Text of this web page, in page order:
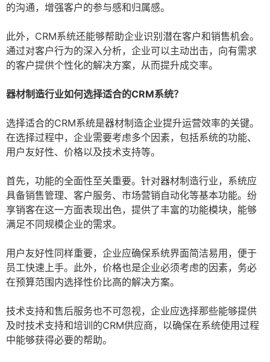
的沟通，增强客户的参与感和归属感。
此外，CRM系统还能够帮助企业识别潜在客户和销售机会。
通过对客户行为的深入分析，企业可以主动出击，向有需求
的客户提供个性化的解决方案，从而提升成交率。
器材制造行业如何选择适合的CRM系统？
选择适合的CRM系统是器材制造企业提升运营效率的关键。
在选择过程中，企业需要考虑多个因素，包括系统的功能、
用户友好性、价格以及技术支持等。
首先，功能的全面性至关重要。针对器材制造行业，系统应
具备销售管理、客户服务、市场营销自动化等基本功能。纷
享销客在这一方面表现出色，提供了丰富的功能模块，能够
满足不同规模企业的需求。
用户友好性同样重要，企业应确保系统界面简洁易用，便于
员工快速上手。此外，价格也是企业必须考虑的因素，务必
在预算范围内选择性价比高的解决方案。
技术支持和售后服务也不可忽视，企业应选择那些能够提供
及时技术支持和培训的CRM供应商，以确保在系统使用过程
中能够获得必要的帮助。